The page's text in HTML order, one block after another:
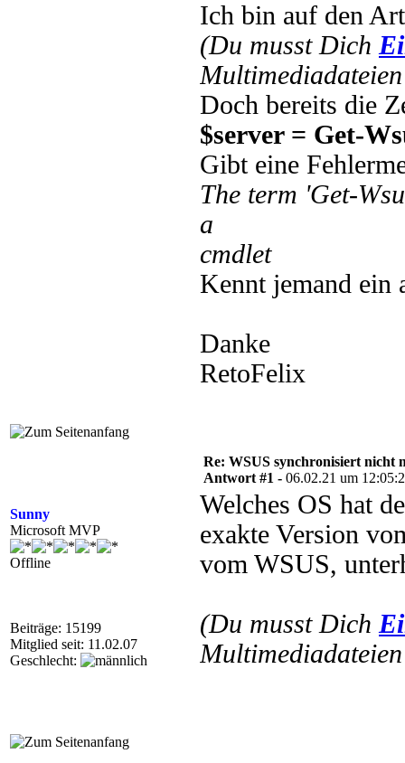
Ich bin auf den
(Du musst Dich
Doch bereits die
$server = Get-
Gibt eine
The term 'Get-
a
cmdlet
Kennt jemand ein
Danke
RetoFelix
Sunny
Microsoft MVP
Offline
Beiträge: 15199
Mitglied seit: 11.02.07
Geschlecht:
Re: WSUS synchronisiert nicht
Antwort #1 - 06.02.21 um
Welches OS hat
exakte Version
vom WSUS,
(Du musst Dich